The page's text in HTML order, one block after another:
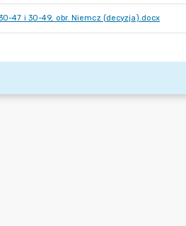
47 i 30-49, obr. Niemcz (decyzja).docx